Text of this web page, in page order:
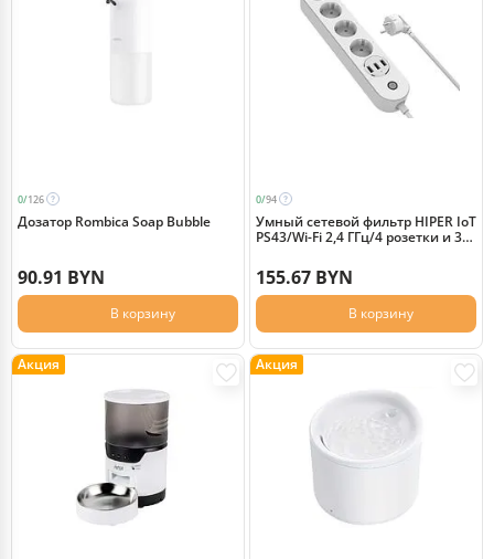
0/126
Дозатор Rombica Soap Bubble
90.91 BYN
В корзину
0/94
Умный сетевой фильтр HIPER IoT
PS43/Wi-Fi 2,4 ГГц/4 розетки и 3
155.67 BYN
В корзину
Акция Акция